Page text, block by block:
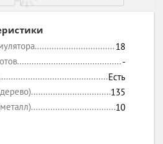
18
-
Есть
135
10